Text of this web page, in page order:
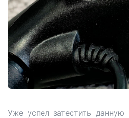
Уже успел затестить